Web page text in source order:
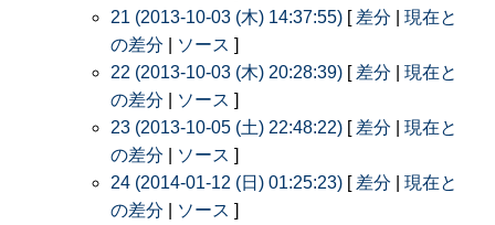
21 (2013-10-03 (木) 14:37:55) [ 差分
現在と
の差分
ソース ]
22 (2013-10-03 (木) 20:28:39) [ 差分
現在と
の差分
ソース ]
23 (2013-10-05 (土) 22:48:22) [ 差分
現在と
の差分
ソース ]
24 (2014-01-12 (日) 01:25:23) [ 差分
現在と
の差分
ソース ]